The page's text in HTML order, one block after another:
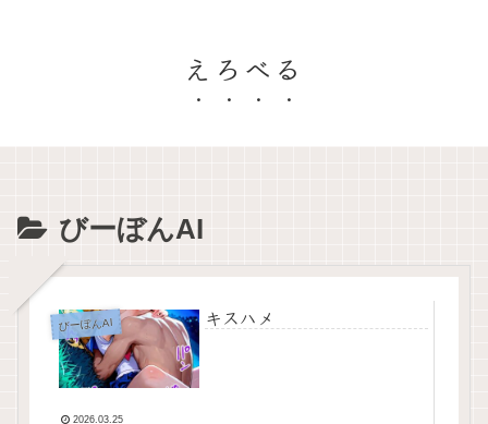
えろべる
びーぼんAI
びーぼんAI キスハメ
2026.03.25